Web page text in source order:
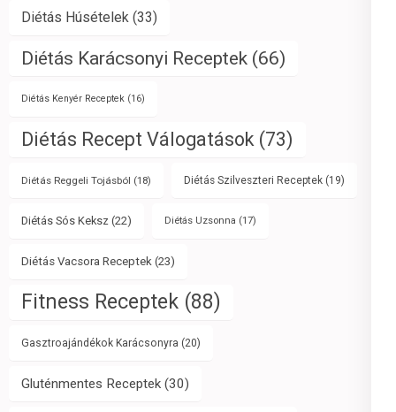
Diétás Húsételek (33)
Diétás Karácsonyi Receptek (66)
Diétás Kenyér Receptek (16)
Diétás Recept Válogatások (73)
Diétás Reggeli Tojásból (18) Diétás Szilveszteri Receptek (19)
Diétás Sós Keksz (22) Diétás Uzsonna (17)
Diétás Vacsora Receptek (23)
Fitness Receptek (88)
Gasztroajándékok Karácsonyra (20)
Gluténmentes Receptek (30)